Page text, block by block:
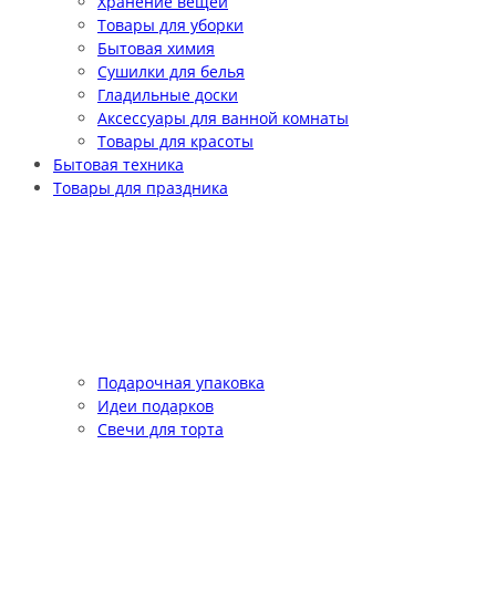
Товары для уборки
Бытовая химия
Сушилки для белья
Гладильные доски
Аксессуары для ванной комнаты
Товары для красоты
Бытовая техника
Товары для праздника
Подарочная упаковка
Идеи подарков
Свечи для торта